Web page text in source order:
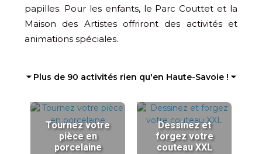
papilles. Pour les enfants, le Parc Couttet et la
Maison des Artistes offriront des activités et
animations spéciales.
⏷ Plus de 90 activités rien qu'en Haute-Savoie ! ⏷
Tournez votre
pièce en
porcelaine
Dessinez et
forgez votre
couteau XXL